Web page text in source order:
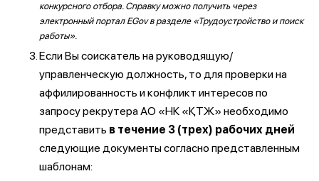
конкурсного отбора. Справку можно получить через
электронный портал EGov в разделе «Трудоустройство и поиск
работы».
Если Вы соискатель на руководящую/
управленческую должность, то для проверки на
аффилированность и конфликт интересов по
запросу рекрутера АО «НК «ҚТЖ» необходимо
представить в течение 3 (трех) рабочих дней
следующие документы согласно представленным
шаблонам: